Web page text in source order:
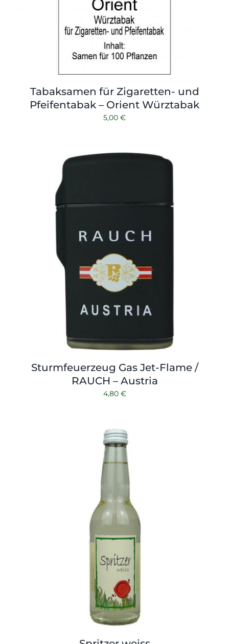
Tabaksamen für Zigaretten- und
Pfeifentabak – Orient Würztabak
5,00 €
Sturmfeuerzeug Gas Jet-Flame /
RAUCH – Austria
4,80 €